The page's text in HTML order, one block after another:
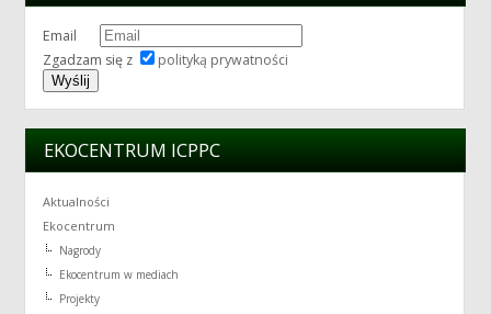
Email
Zgadzam się z
polityką prywatności
EKOCENTRUM ICPPC
Aktualności
Ekocentrum
Nagrody
Ekocentrum w mediach
Projekty